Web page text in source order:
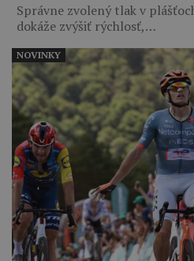
Správne zvolený tlak v
dokáže zvýšiť rýchlosť,…
NOVINKY